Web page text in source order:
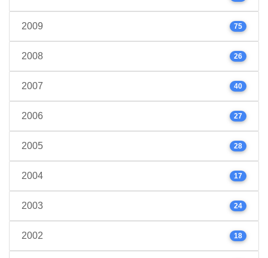
2009 75
2008 26
2007 40
2006 27
2005 28
2004 17
2003 24
2002 18